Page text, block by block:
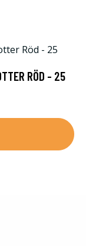
RÖD - 25